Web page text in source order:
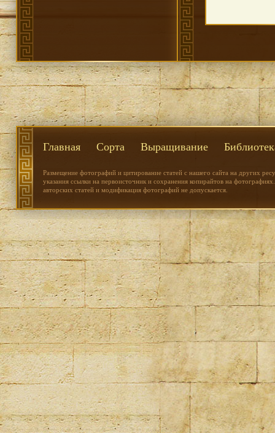
Главная Сорта Выращивание
Размещение фотографий и цитирование статей с нашего сайта на других
указания ссылки на первоисточник и сохранения копирайтов на
авторских статей и модификация фотографий не допускается.